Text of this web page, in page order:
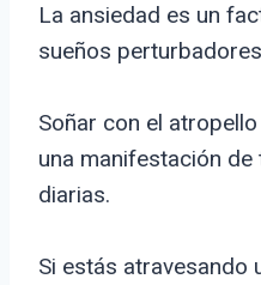
La ansiedad es un
sueños
Soñar con el
una manifestación
diarias.
Si estás atravesando